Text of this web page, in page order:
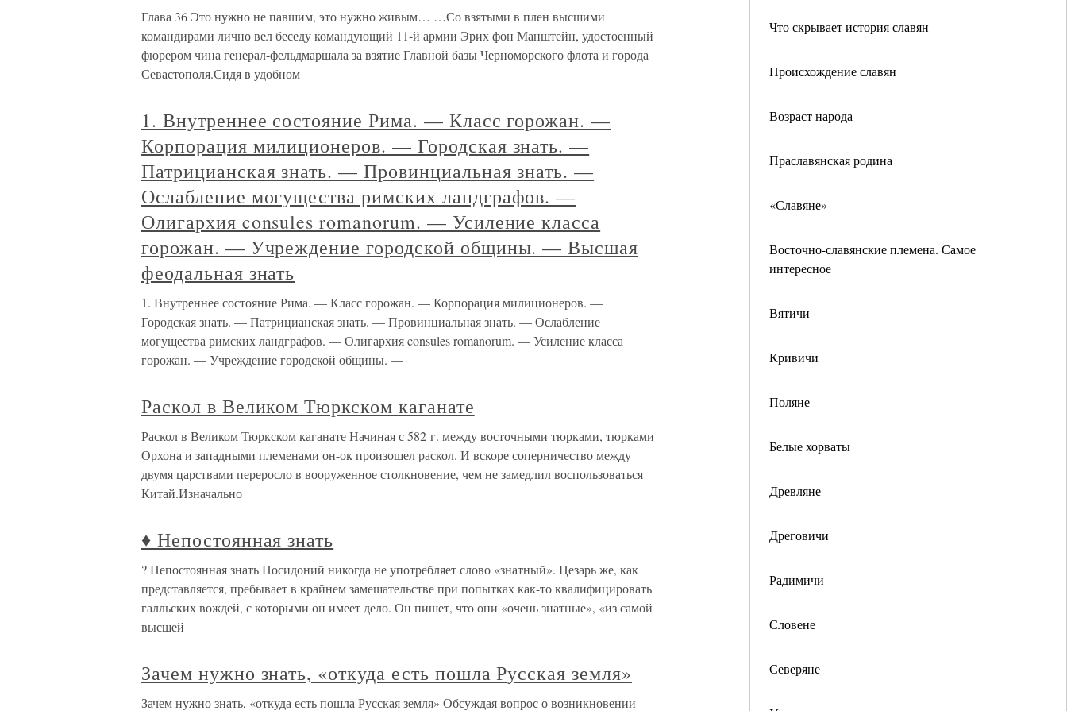
Что скрывает история славян
Происхождение славян
Возраст народа
Праславянская родина
«Славяне»
Восточно-славянские племена. Самое
интересное
Вятичи
Кривичи
Поляне
Белые хорваты
Древляне
Дреговичи
Радимичи
Словене
Северяне
Глава 36 Это нужно не павшим, это нужно живым… …Со взятыми в плен высшими
командирами лично вел беседу командующий 11-й армии Эрих фон Манштейн, удостоенный
фюрером чина генерал-фельдмаршала за взятие Главной базы Черноморского флота и города
Севастополя.Сидя в удобном
1. Внутреннее состояние Рима. — Класс горожан. —
Корпорация милиционеров. — Городская знать. —
Патрицианская знать. — Провинциальная знать. —
Ослабление могущества римских ландграфов. —
Олигархия consules romanorum. — Усиление класса
горожан. — Учреждение городской общины. — Высшая
феодальная знать
1. Внутреннее состояние Рима. — Класс горожан. — Корпорация милиционеров. —
Городская знать. — Патрицианская знать. — Провинциальная знать. — Ослабление
могущества римских ландграфов. — Олигархия consules romanorum. — Усиление класса
горожан. — Учреждение городской общины. —
Раскол в Великом Тюркском каганате
Раскол в Великом Тюркском каганате Начиная с 582 г. между восточными тюрками, тюрками
Орхона и западными племенами он-ок произошел раскол. И вскоре соперничество между
двумя царствами переросло в вооруженное столкновение, чем не замедлил воспользоваться
Китай.Изначально
♦ Непостоянная знать
? Непостоянная знать Посидоний никогда не употребляет слово «знатный». Цезарь же, как
представляется, пребывает в крайнем замешательстве при попытках как-то квалифицировать
галльских вождей, с которыми он имеет дело. Он пишет, что они «очень знатные», «из самой
высшей
Зачем нужно знать, «откуда есть пошла Русская земля»
Зачем нужно знать, «откуда есть пошла Русская земля» Обсуждая вопрос о возникновении